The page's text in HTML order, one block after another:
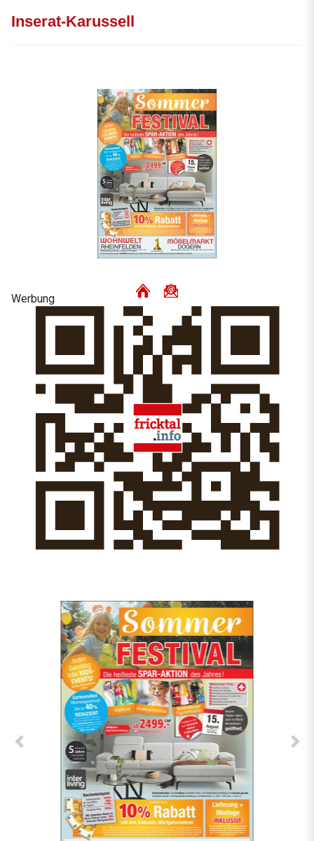
Inserat-Karussell
Werbung